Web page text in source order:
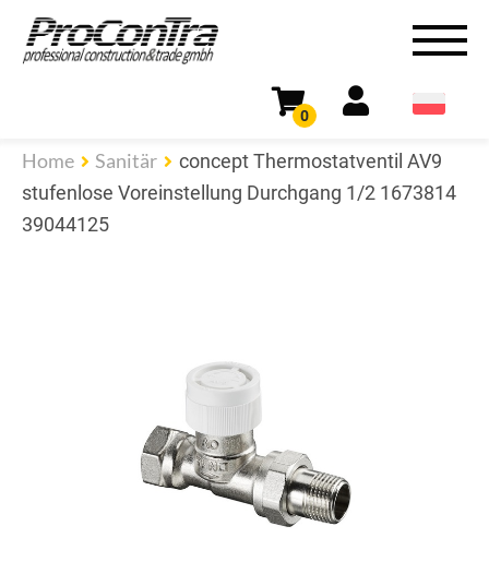
0
Home Sanitär
concept Thermostatventil AV9
stufenlose Voreinstellung Durchgang 1/2 1673814
39044125